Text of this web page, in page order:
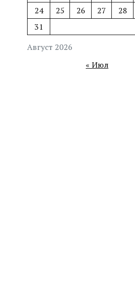
Август 2026
24
25 26 27 28
31
« Июл